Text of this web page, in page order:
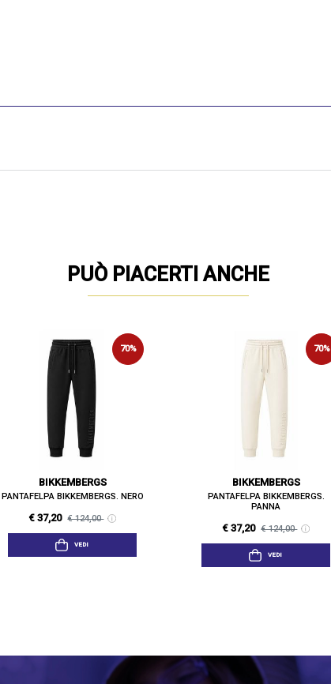
PUÒ PIACERTI ANCHE
70%
BIKKEMBERGS
PANTAFELPA BIKKEMBERGS. NERO
€ 37,20 € 124,00
VEDI
70%
BIKKEMBERGS
PANTAFELPA BIKKEMBERGS.
PANNA
€ 37,20 € 124,00
VEDI